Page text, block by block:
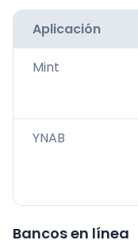
Aplicación
Mint
YNAB
Bancos en línea